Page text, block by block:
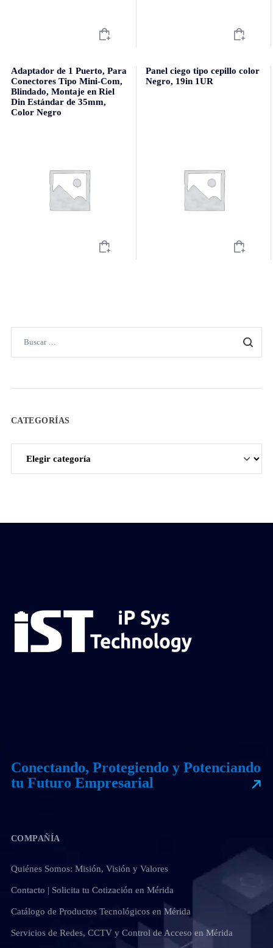
Adaptador de 1 Puerto, Para
Conectores Tipo Mini-Com,
Blindado, Montaje en Riel
Din Estándar de 35mm,
Color Negro
Panel ciego tipo cepillo color
Negro, 19in 1UR
CATEGORÍAS
Conectando, Protegiendo y Potenciando
tu Futuro Empresarial
COMPAÑÍA
Quiénes Somos: Misión, Visión y Valores
Contacto | Solicita tu Cotización en Mérida
Catálogo de Productos Tecnológicos en Mérida
Servicios de Redes, CCTV y Control de Acceso en Mérida